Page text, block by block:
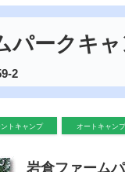
パークキャ
2
トキャンプ オートキャンプ
岩倉ファーム